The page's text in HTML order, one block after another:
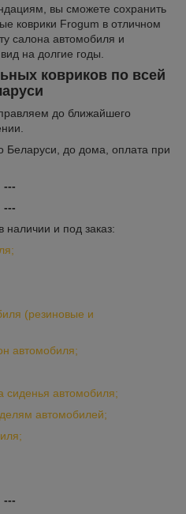
вы сможете сохранить
коврики Frogum в отличном
салона автомобиля и
на долгие годы.
ковриков по всей
до ближайшего
Беларуси, до дома, оплата при
---
---
в наличии и под заказ:
(резиновые и
автомобиля;
сиденья автомобиля;
автомобилей;
---